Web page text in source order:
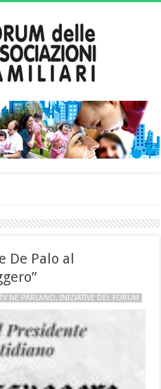
De Palo al
NE PARLANO,INIZIATIVE DEL FORUM